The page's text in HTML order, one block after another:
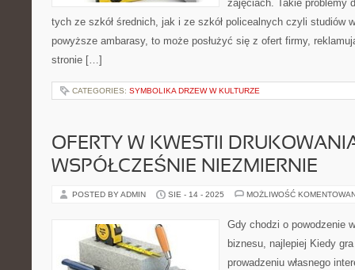
zajęciach. Takie problemy
tych ze szkół średnich, jak i ze szkół policealnych czyli studiów
powyższe ambarasy, to może posłużyć się z ofert firmy,
stronie […]
CATEGORIES: SYMBOLIKA DRZEW W KULTURZE
OFERTY W KWESTII
WSPÓŁCZEŚNIE NIEZMIERNIE
POSTED BY ADMIN SIE - 14 - 2025 MOŻLIWOŚĆ
Gdy chodzi o powodzenie
biznesu, najlepiej Kiedy
prowadzeniu własnego